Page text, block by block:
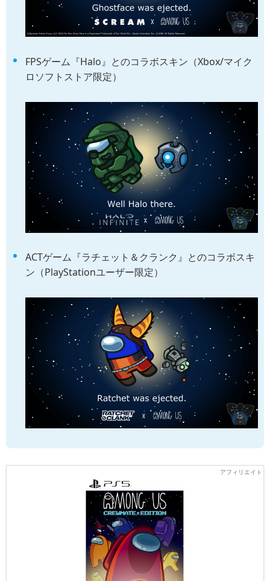
FPSゲーム『Halo』とのコラボスキン（Xbox/マイク
ロソフトストア限定）
ACTゲーム『ラチェット＆クランク』とのコラボスキ
ン（PlayStationユーザー限定）